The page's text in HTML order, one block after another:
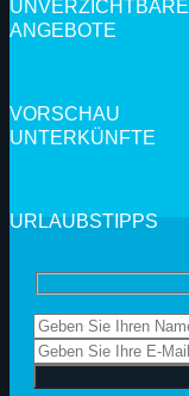
UNVERZICHTBARE
ANGEBOTE
VORSCHAU
UNTERKÜNFTE
URLAUBSTIPPS